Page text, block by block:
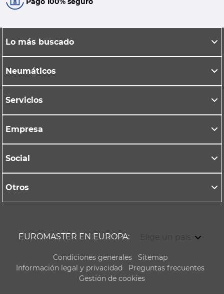
Lo más buscado
Neumáticos
Servicios
Empresa
Social
Otros
EUROMASTER EN EUROPA: Elige un país
Condiciones generales
Sitemap
Información legal y privacidad
Preguntas frecuentes
Gestión de cookies